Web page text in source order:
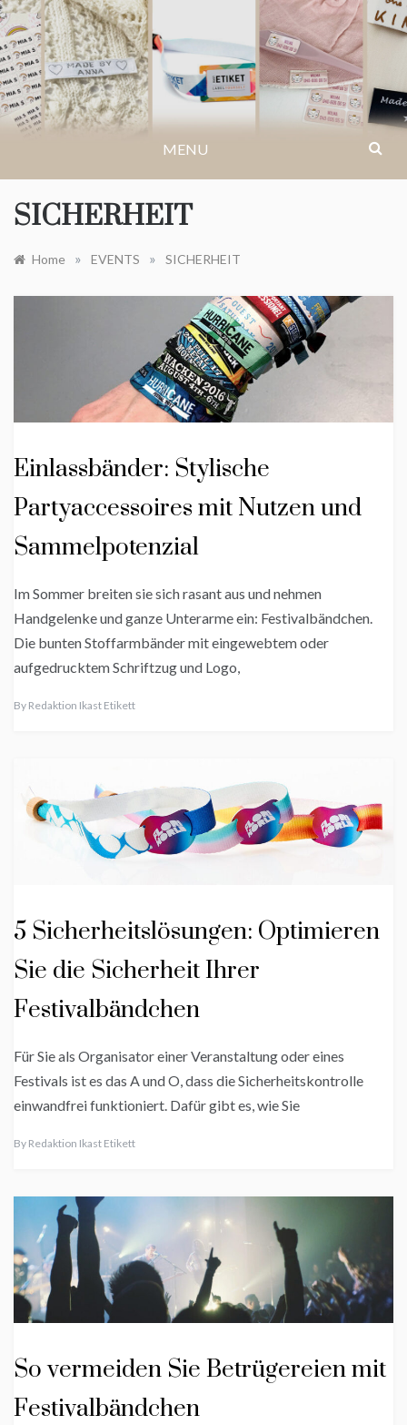
Skip
to
content
IKASTETIKETT.AT
MENU
SICHERHEIT
Home » EVENTS » SICHERHEIT
Einlassbänder: Stylische
Partyaccessoires mit Nutzen und
Sammelpotenzial
Im Sommer breiten sie sich rasant aus und nehmen
Handgelenke und ganze Unterarme ein: Festivalbändchen.
Die bunten Stoffarmbänder mit eingewebtem oder
aufgedrucktem Schriftzug und Logo,
By Redaktion Ikast Etikett
5 Sicherheitslösungen: Optimieren
Sie die Sicherheit Ihrer
Festivalbändchen
Für Sie als Organisator einer Veranstaltung oder eines
Festivals ist es das A und O, dass die Sicherheitskontrolle
einwandfrei funktioniert. Dafür gibt es, wie Sie
By Redaktion Ikast Etikett
So vermeiden Sie Betrügereien mit
Festivalbändchen